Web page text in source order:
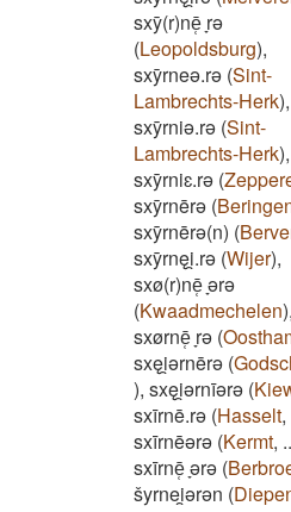
sxȳ(r)nē̜ ̞rǝ
(Leopoldsburg),
sxȳrneǝ.rǝ (Sint-
Lambrechts-Herk),
sxȳrniǝ.rǝ (Sint-
Lambrechts-Herk),
sxȳrniɛ.rǝ (
sxȳrnērǝ (
sxȳrnērǝ(n) (
sxȳrnęi̯.rǝ (Wijer),
sxø(r)nē̜ ̞ǝrǝ
(Kwaadmechelen),
sxørnē̜ ̞rǝ (
sxęi̯ǝrnērǝ (
), sxęi̯ǝrnīǝrǝ (
sxīrnē.rǝ (Hasselt,
sxīrnēǝrǝ (Kermt,
sxīrnē̜ ̞ǝrǝ (
šyrnei̯ǝrǝn (